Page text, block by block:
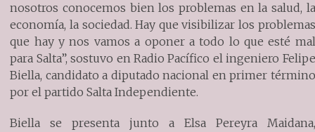
nosotros conocemos bien los problemas en la salud, la
economía, la sociedad. Hay que visibilizar los problemas
que hay y nos vamos a oponer a todo lo que esté mal
para Salta”, sostuvo en Radio Pacífico el ingeniero Felipe
Biella, candidato a diputado nacional en primer término
por el partido Salta Independiente.
Biella se presenta junto a Elsa Pereyra Maidana,